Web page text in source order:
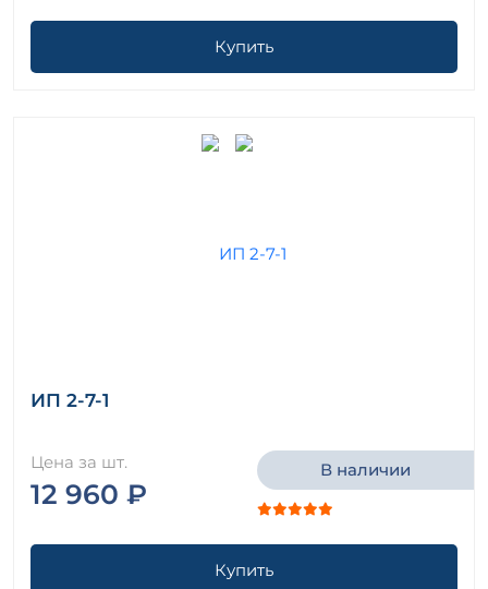
Купить
ИП 2-7-1
Цена за шт.
12 960 ₽
В наличии
Купить